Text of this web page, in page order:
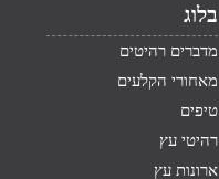
בלוג
מדברים רהיטים
מאחורי הקלעים
טיפים
רהיטי עץ
ארונות עץ